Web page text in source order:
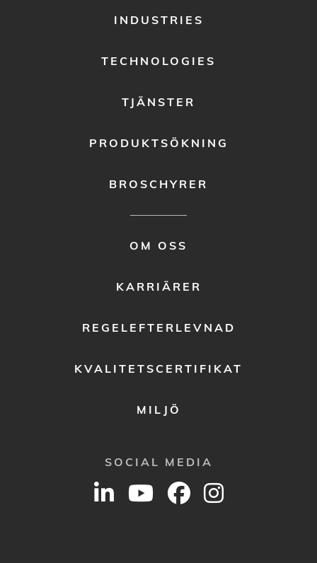
INDUSTRIES
TECHNOLOGIES
TJÄNSTER
PRODUKTSÖKNING
BROSCHYRER
OM OSS
KARRIÄRER
REGELEFTERLEVNAD
KVALITETSCERTIFIKAT
MILJÖ
SOCIAL MEDIA